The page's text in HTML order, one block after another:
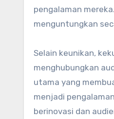
pengalaman
menguntungkan
Selain keunikan,
menghubungkan
utama yang
menjadi
berinovasi dan